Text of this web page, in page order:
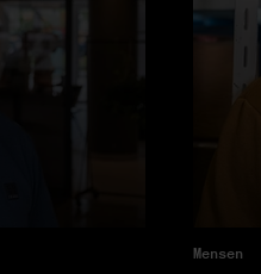
Mensen